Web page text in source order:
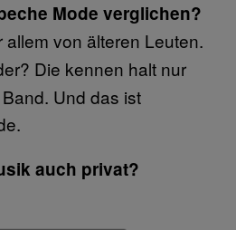
Mode verglichen?
allem von älteren Leuten.
Die kennen halt nur
Und das ist
auch privat?